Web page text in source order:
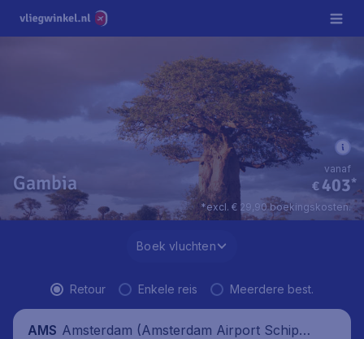
Gambia €403*
vanaf
*excl. € 29,90 boekingskosten.
Boek vluchten
Retour Enkele reis Meerdere best.
AMS Amsterdam (Amsterdam Airport Schipho